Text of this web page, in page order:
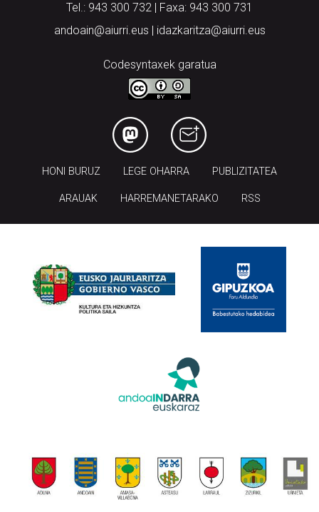
Tel.: 943 300 732 | Faxa: 943 300 731
andoain@aiurri.eus | idazkaritza@aiurri.eus
Codesyntaxek garatua
HONI BURUZ LEGE OHARRA PUBLIZITATEA
ARAUAK HARREMANETARAKO RSS